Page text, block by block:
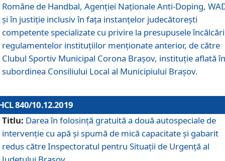
Române de Handbal, Agenției Naționale Anti-Doping,
și în justiție inclusiv în fața instanțelor judecătorești
competente specializate cu privire la presupusele
regulamentelor instituțiilor menționate anterior, de către
Clubul Sportiv Municipal Corona Braşov, instituție aflată în
subordinea Consiliului Local al Municipiului Brașov.
840/10.12.2019
Titlu: Darea în folosință gratuită a două autospeciale de
intervenție cu apă și spumă de mică capacitate și gabarit
redus către Inspectoratul pentru Situaţii de Urgenţă al